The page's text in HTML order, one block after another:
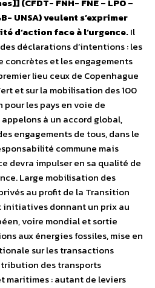
UNSA) veulent s’exprimer
d’action face à l’urgence.Il
déclarations d’intentions : les
et les engagements
lieu ceux de Copenhague
et sur la mobilisation des 100
les pays en voie de
à un accord global,
engagements de tous, dans le
commune mais
devra impulser en sa qualité de
Large mobilisation des
au profit de la Transition
initiatives donnant un prix au
voire mondial et sortie
aux énergies fossiles, mise en
sur les transactions
des transports
maritimes : autant de leviers